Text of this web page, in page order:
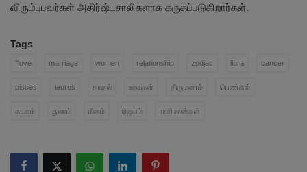
விரும்புபவர்கள் அதிர்ஷ்டசாலிகளாக கருதப்படுகிறார்கள்.
Tags
"love marriage women relationship zodiac libra cancer
pisces taurus காதல் உறவுகள் திருமணம் பெண்கள்
கடகம் துலாம் மீனம் ரிஷபம் ராசிபலன்கள்